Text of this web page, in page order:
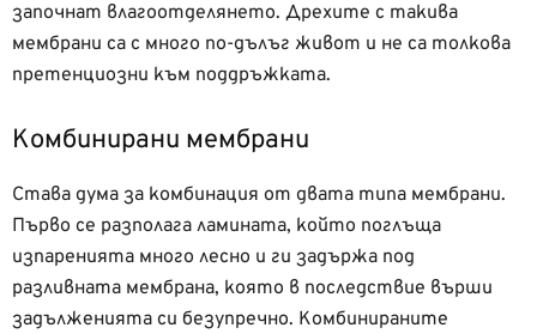
започнат влагоотделянето. Дрехите с такива
мембрани са с много по-дълъг живот и не са толкова
претенциозни към поддръжката.
Комбинирани мембрани
Става дума за комбинация от двата типа мембрани.
Първо се разполага ламината, който поглъща
изпаренията много лесно и ги задържа под
разливната мембрана, която в последствие върши
задълженията си безупречно. Комбинираните